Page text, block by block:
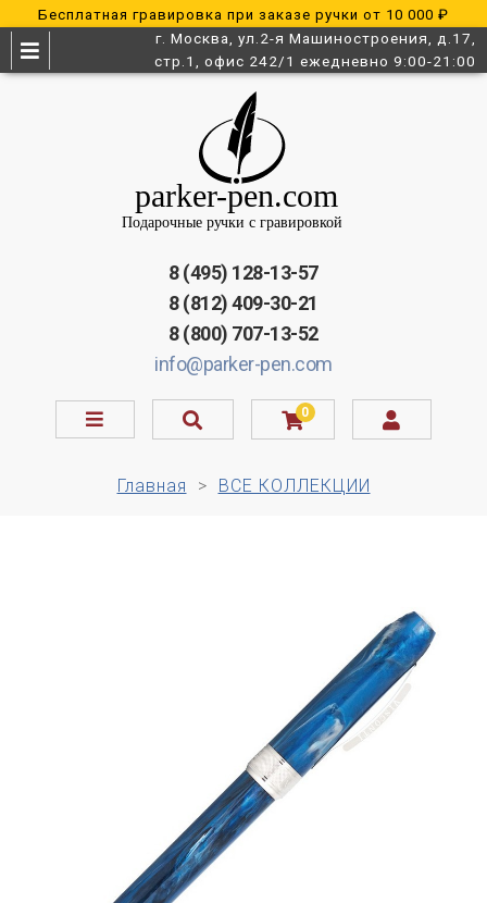
Бесплатная гравировка при заказе ручки от 10 000 ₽
г. Москва, ул.2-я Машиностроения, д.17,
стр.1, офис 242/1 ежедневно 9:00-21:00
8 (495) 128-13-57
8 (812) 409-30-21
8 (800) 707-13-52
info@parker-pen.com
0
Главная ВСЕ КОЛЛЕКЦИИ